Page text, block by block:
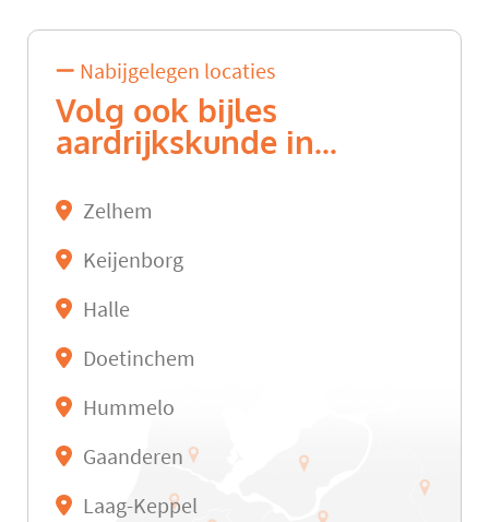
Nabijgelegen locaties
Volg ook bijles
aardrijkskunde in...
Zelhem
Keijenborg
Halle
Doetinchem
Hummelo
Gaanderen
Laag-Keppel